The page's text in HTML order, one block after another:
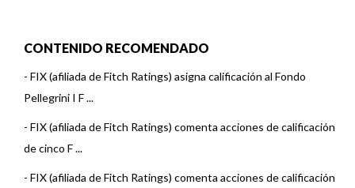
CONTENIDO RECOMENDADO
- FIX (afiliada de Fitch Ratings) asigna calificación al Fondo
Pellegrini I F ...
- FIX (afiliada de Fitch Ratings) comenta acciones de calificación
de cinco F ...
- FIX (afiliada de Fitch Ratings) comenta acciones de calificación